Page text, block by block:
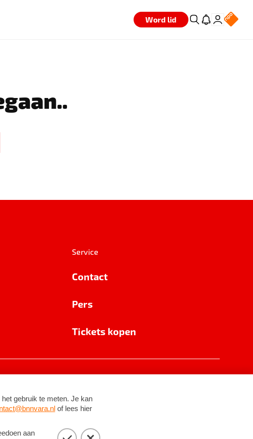
Word lid
Service
Contact
Pers
Tickets kopen